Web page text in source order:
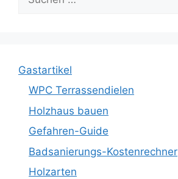
nach:
Gastartikel
WPC Terrassendielen
Holzhaus bauen
Gefahren-Guide
Badsanierungs-Kostenrechner
Holzarten